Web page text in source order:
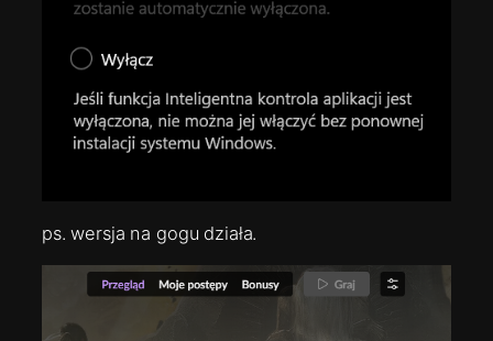
ps. wersja na gogu działa.